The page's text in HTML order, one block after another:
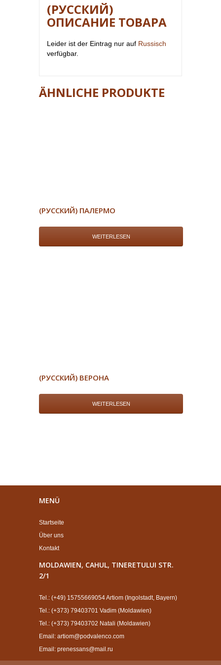
(РУССКИЙ)
ОПИСАНИЕ ТОВАРА
Leider ist der Eintrag nur auf Russisch
verfügbar.
ÄHNLICHE PRODUKTE
(РУССКИЙ) ПАЛЕРМО
WEITERLESEN
(РУССКИЙ) ВЕРОНА
WEITERLESEN
MENÜ
Startseite
Über uns
Kontakt
MOLDAWIEN, CAHUL, TINERETULUI STR.
2/1
Tel.: (+49) 15755669054 Artiom (Ingolstadt, Bayern)
Tel.: (+373) 79403701 Vadim (Moldawien)
Tel.: (+373) 79403702 Natali (Moldawien)
Email: artiom@podvalenco.com
Email: prenessans@mail.ru